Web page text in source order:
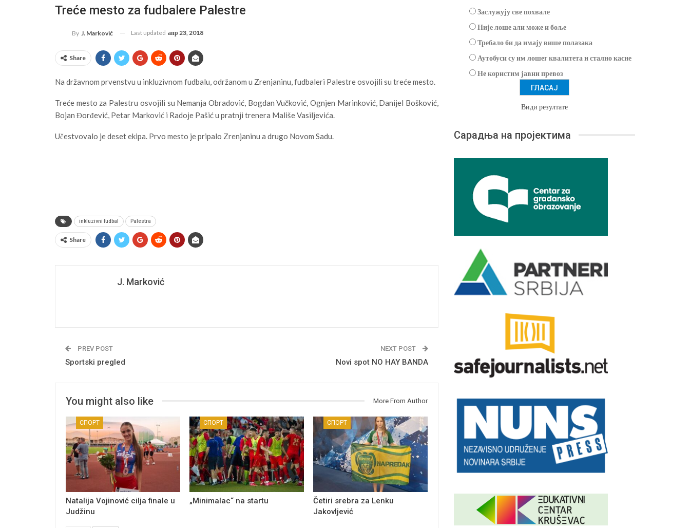
Treće mesto za fudbalere Palestre
By J. Marković Last updated апр 23, 2018
Share
Na državnom prvenstvu u inkluzivnom fudbalu, održanom u Zrenjaninu, fudbaleri Palestre osvojili su treće mesto.
Treće mesto za Palestru osvojili su Nemanja Obradović, Bogdan Vučković, Ognjen Marinković, Danijel Bošković,
Bojan Đorđević, Petar Marković i Radoje Pašić u pratnji trenera Mališe Vasiljevića.
Učestvovalo je deset ekipa. Prvo mesto je pripalo Zrenjaninu a drugo Novom Sadu.
inkluzivni fudbal Palestra
Share
J. Marković
PREV POST
Sportski pregled
NEXT POST
Novi spot NO HAY BANDA
You might also like More From Author
СПОРТ
Natalija Vojinović cilja finale u
Judžinu
СПОРТ
„Minimalac“ na startu
СПОРТ
Četiri srebra za Lenku
Jakovljević
Заслужују све похвале
Није лоше али може и боље
Требало би да имају више полазака
Аутобуси су им лошег квалитета и стално касне
Не користим јавни превоз
Види резултате
Сарадња на пројектима